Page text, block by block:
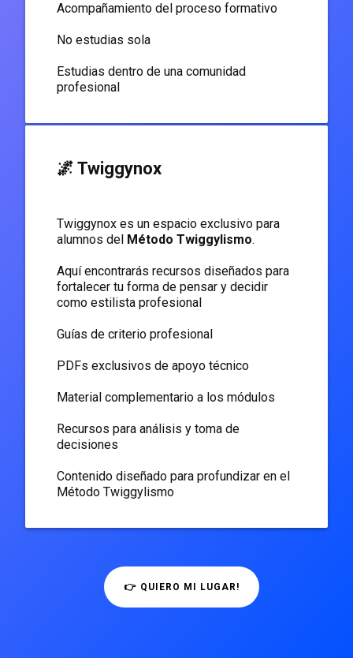
Acompañamiento del proceso formativo
No estudias sola
Estudias dentro de una comunidad
profesional
🌌 Twiggynox
Twiggynox es un espacio exclusivo para
alumnos del Método Twiggylismo.
Aquí encontrarás recursos diseñados para
fortalecer tu forma de pensar y decidir
como estilista profesional
Guías de criterio profesional
PDFs exclusivos de apoyo técnico
Material complementario a los módulos
Recursos para análisis y toma de
decisiones
Contenido diseñado para profundizar en el
Método Twiggylismo
👉 QUIERO MI LUGAR!